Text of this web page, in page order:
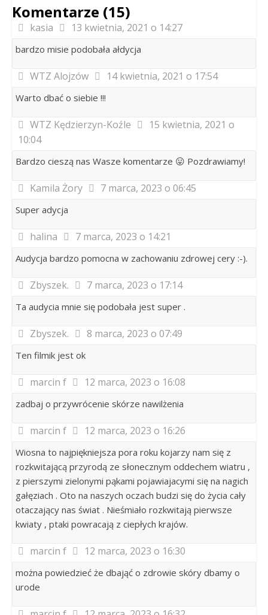
Komentarze (15)
kasia 13 kwietnia, 2021 o 14:27
bardzo misie podobała ałdycja
WTZ Alojzów 14 kwietnia, 2021 o 17:54
Warto dbać o siebie !!!
WTZ Kędzierzyn-Koźle
15 kwietnia, 2021 o
10:04
Bardzo cieszą nas Wasze komentarze 😛 Pozdrawiamy!
Kamila Żory 7 marca, 2023 o 06:45
Super adycja
halina 7 marca, 2023 o 14:21
Audycja bardzo pomocna w zachowaniu zdrowej cery :-).
Zbyszek. 7 marca, 2023 o 17:14
Ta audycia mnie się podobała jest super .
Zbyszek. 8 marca, 2023 o 07:49
Ten filmik jest ok
marcin f 12 marca, 2023 o 16:08
zadbaj o przywrócenie skórze nawilżenia
marcin f 12 marca, 2023 o 16:26
Wiosna to najpiękniejsza pora roku kojarzy nam się z
rozkwitającą przyrodą ze słonecznym oddechem wiatru ,
z pierszymi zielonymi pąkami pojawiajacymi się na nagich
gałęziach . Oto na naszych oczach budzi się do życia cały
otaczający nas świat . Nieśmiało rozkwitają pierwsze
kwiaty , ptaki powracają z ciepłych krajów.
marcin f 12 marca, 2023 o 16:30
można powiedzieć że dbająć o zdrowie skóry dbamy o
urode